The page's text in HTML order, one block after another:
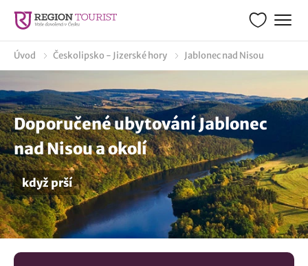
Úvod Českolipsko - Jizerské hory Jablonec nad Nisou
Doporučené ubytování Jablonec
nad Nisou a okolí
když prší